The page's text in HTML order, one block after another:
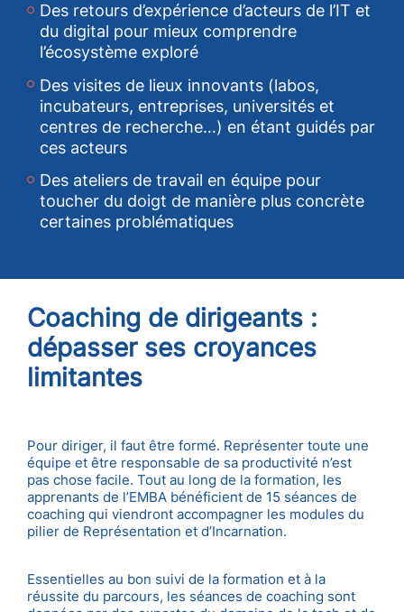
Des retours d’expérience d’acteurs de l’IT et
du digital pour mieux comprendre
l’écosystème exploré
Des visites de lieux innovants (labos,
incubateurs, entreprises, universités et
centres de recherche…) en étant guidés par
ces acteurs
Des ateliers de travail en équipe pour
toucher du doigt de manière plus concrète
certaines problématiques
Coaching de dirigeants :
dépasser ses croyances
limitantes
Pour diriger, il faut être formé. Représenter toute une
équipe et être responsable de sa productivité n’est
pas chose facile. Tout au long de la formation, les
apprenants de l’EMBA bénéficient de 15 séances de
coaching qui viendront accompagner les modules du
pilier de Représentation et d’Incarnation.
Essentielles au bon suivi de la formation et à la
réussite du parcours, les séances de coaching sont